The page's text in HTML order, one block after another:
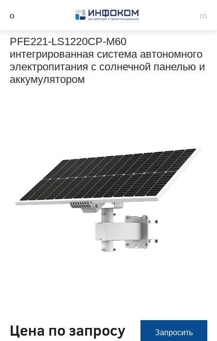
PFE221-LS1220CP-M60
интегрированная система автономного
электропитания с солнечной панелью и
аккумулятором
Цена по запросу Запросить